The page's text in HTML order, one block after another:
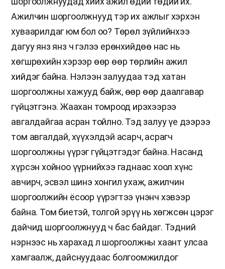
Ажилчин шоргоолжнууд тэр их ажлыг хэрхэн
хуваарилдаг юм бол оо? Төрөл зүйлийнхээ
дагуу янз янз ч гэлээ ерөнхийдөө нас нь
хөгшрөхийн хэрээр өөр өөр төрлийн ажил
хийдэг байна. Нэлээн залуудаа тэд хатан
шоргоолжны хажууд байж, өөр өөр даалгавар
гүйцэтгэнэ. Жаахан томроод ирэхээрээ
авгалдайгаа асран тойлно. Тэд залуу үе дээрээ
том авгалдай, хүүхэлдэй асарч, асрагч
шоргоолжны үүрэг гүйцэтгэдэг байна. Насанд
хүрсэн хойноо үүрнийхээ гаднаас хоол хүнс
авчирч, эсвэл шинэ хонгил ухаж, ажилчин
шоргоолжийн ёсоор үүрэгтээ үнэнч хэвээр
байна. Том биетэй, толгой эрүү нь хөгжсөн цэрэг
дайчид шоргоолжнууд ч бас байдаг. Тэдний
нэрнээс нь харахад л шоргоолжны хаант улсаа
хамгаалж, дайснуудаас болгоомжилдог